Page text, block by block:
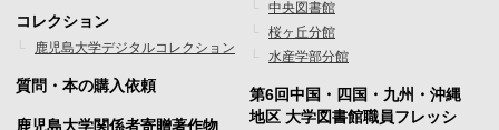
フ
ッ
タ
ー
コレクション
鹿児島大学デジタルコレクション
質問・本の購入依頼
鹿児島大学関係者寄贈著作物
フ
ッ
タ
ー
中央図書館
桜ヶ丘分館
水産学部分館
第6回中国・四国・九州・沖縄
地区 大学図書館職員フレッシ